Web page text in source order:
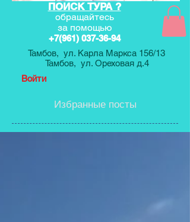
ПОИСК ТУРА ?
обращайтесь
за помощью
+7(961) 037-36-94
Тамбов, ул. Карла Маркса 156/13
Тамбов, ул. Ореховая д.4
Войти
Избранные посты